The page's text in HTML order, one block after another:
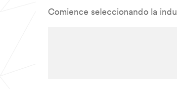
Comience seleccionando la